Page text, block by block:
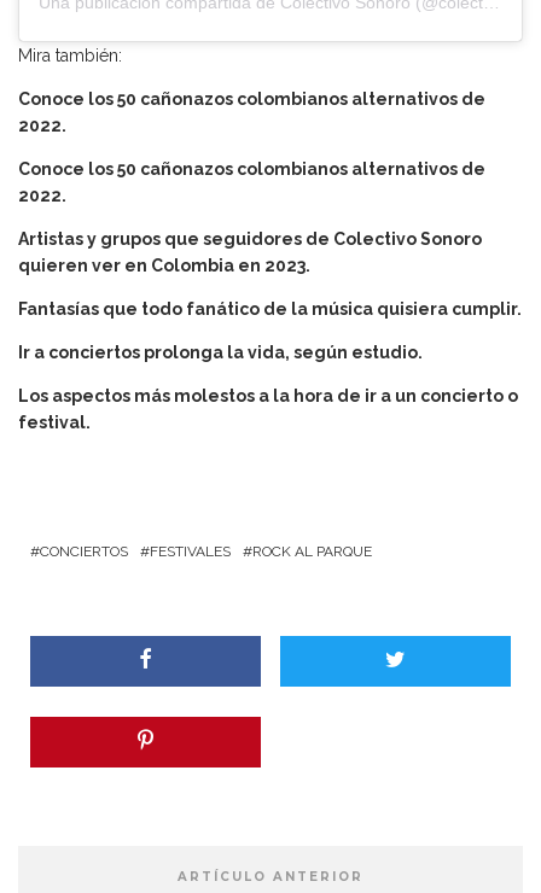
Mira también:
Conoce los 50 cañonazos colombianos alternativos de
2022.
Conoce los 50 cañonazos colombianos alternativos de
2022.
Artistas y grupos que seguidores de Colectivo Sonoro
quieren ver en Colombia en 2023.
Fantasías que todo fanático de la música quisiera cumplir.
Ir a conciertos prolonga la vida, según estudio.
Los aspectos más molestos a la hora de ir a un concierto o
festival.
CONCIERTOS FESTIVALES ROCK AL PARQUE
ARTÍCULO ANTERIOR